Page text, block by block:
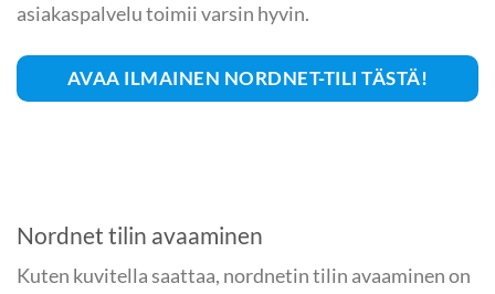
asiakaspalvelu toimii varsin hyvin.
AVAA ILMAINEN NORDNET-TILI TÄSTÄ!
Nordnet tilin avaaminen
Kuten kuvitella saattaa, nordnetin tilin avaaminen on